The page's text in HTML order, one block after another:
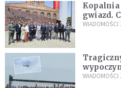
Kopalnia
gwiazd.
„Dolina
WIADOMOŚCI
zarzuty
WIADOMOŚCI